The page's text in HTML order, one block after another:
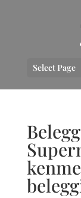
Select Page